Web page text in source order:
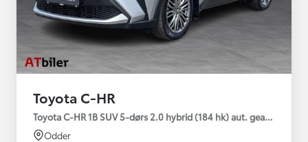
Toyota C-HR
Toyota C-HR 1B SUV 5-dørs 2.0 hybrid (184 hk) aut. gear C-HIC
Odder